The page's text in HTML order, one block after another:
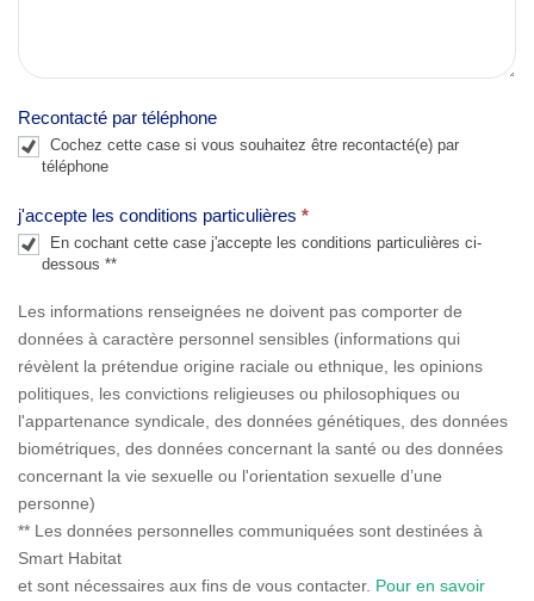
Recontacté par téléphone
Cochez cette case si vous souhaitez être recontacté(e) par
téléphone
j'accepte les conditions particulières *
En cochant cette case j'accepte les conditions particulières ci-
dessous **
Les informations renseignées ne doivent pas comporter de
données à caractère personnel sensibles (informations qui
révèlent la prétendue origine raciale ou ethnique, les opinions
politiques, les convictions religieuses ou philosophiques ou
l'appartenance syndicale, des données génétiques, des données
biométriques, des données concernant la santé ou des données
concernant la vie sexuelle ou l'orientation sexuelle d’une
personne)
** Les données personnelles communiquées sont destinées à
Smart Habitat
et sont nécessaires aux fins de vous contacter. Pour en savoir
b
a
n
.